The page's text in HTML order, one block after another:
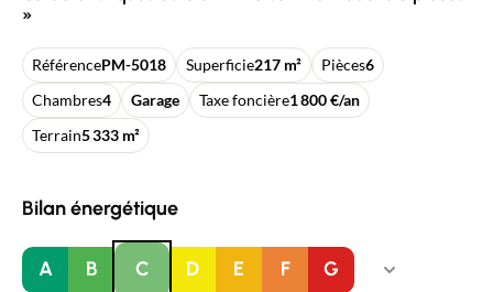
»
RéférencePM-5018 Superficie217 m² Pièces6
Chambres4 Garage Taxe foncière1 800 €/an
Terrain5 333 m²
Bilan énergétique
A B C D E F G